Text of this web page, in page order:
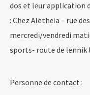
dos et leur application
: Chez Aletheia – rue
mercredi/vendredi
sports- route de lennik
Personne de contact :